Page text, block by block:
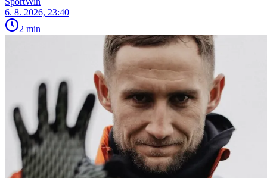
6. 8. 2026, 23:40
2 min